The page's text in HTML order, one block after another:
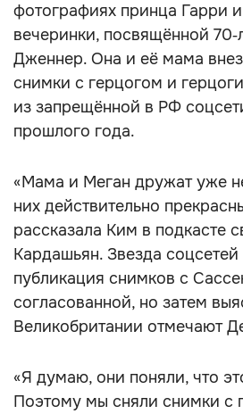
фотографиях принца Гарри
вечеринки, посвящённой
Дженнер. Она и её мама
снимки с герцогом и
из запрещённой в РФ
прошлого года.
«Мама и Меган дружат уже
них действительно
рассказала Ким в подкасте
Кардашьян. Звезда соцсетей
публикация снимков с
согласованной, но затем
Великобритании отмечают
«Я думаю, они поняли, что
Поэтому мы сняли снимки с